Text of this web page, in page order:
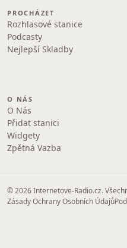
PROCHÁZET
Rozhlasové stanice
Podcasty
Nejlepší Skladby
O NÁS
O Nás
Přidat stanici
Widgety
Zpětná Vazba
© 2026 Internetove-Radio.cz.
Zásady Ochrany Osobních Údajů